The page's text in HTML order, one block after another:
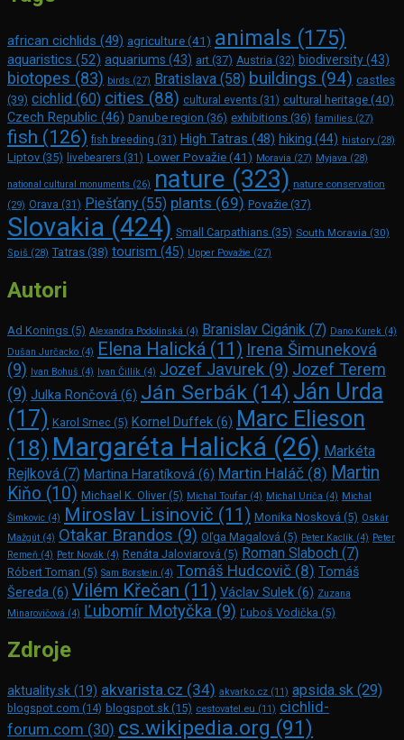
african cichlids (49) agriculture(41) animals (175)
aquaristics (52) aquariums (43) art (37) Austria (32) biodiversity(43)
biotopes (83) birds (27) Bratislava (58) buildings (94) castles
(39) cichlid (60) cities (88) cultural events (31) cultural heritage (40)
Czech Republic (46) Danube region (36) exhibitions (36) families (27)
fish (126) fish breeding (31) High Tatras (48) hiking (44) history (28)
Liptov (35) livebearers (31) Lower Považie(41) Moravia (27) Myjava (28)
national cultural monuments (26) nature (323) nature conservation
(29) Orava (31) Piešťany (55) plants (69) Považie (37)
Slovakia (424) Small Carpathians (35) South Moravia (30)
Spiš (28) Tatras (38) tourism (45) Upper Považie (27)
Autori
Ad Konings (5) Alexandra Podolinská (4) Branislav Cigánik (7) Dano Kurek (4)
Dušan Jurčacko (4) Elena Halická (11) Irena Šimuneková
(9) Ivan Bohuš (4) Ivan Čillík (4) Jozef Javurek (9) Jozef Terem
(9) Julka Rončová (6) Ján Serbák (14) Ján Urda
(17) Karol Srnec (5) Kornel Duffek (6) Marc Elie­son
(18) Margaréta Halická (26) Markéta
Rejlková (7) Martina Haratíková (6) Martin Haláč (8) Martin
Kiňo (10) Michael K. Oliver (5) Michal Toufar (4) Michal Uriča (4) Michal
Šimkovic (4) Miroslav Lisinovič (11) Monika Nosková (5) Oskár
Mažgút (4) Otakar Brandos (9) Oľga Magalová (5) Peter Kaclík (4) Peter
Remeň (4) Petr Novák (4) Renáta Jaloviarová (5) Roman Slaboch (7)
Róbert Toman (5) Sam Bors­tein (4) Tomáš Hudcovič (8) Tomáš
Šereda (6) Vilém Křečan (11) Václav Sulek (6) Zuzana
Minarovičová (4) Ľubomír Motyčka (9) Ľuboš Vodička (5)
Zdroje
aktuality.sk (19) akvarista.cz (34) akvarko.cz (11) apsida.sk (29)
blogspot.com (14) blogspot.sk (15) cestovatel.eu (11) cichlid-
forum.com (30) cs.wikipedia.org (91)